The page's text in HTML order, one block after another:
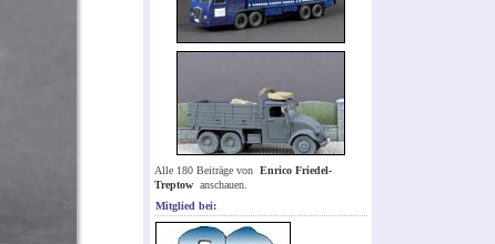
Alle 180 Beiträge von Enrico Friedel-
Treptow anschauen.
Mitglied bei: